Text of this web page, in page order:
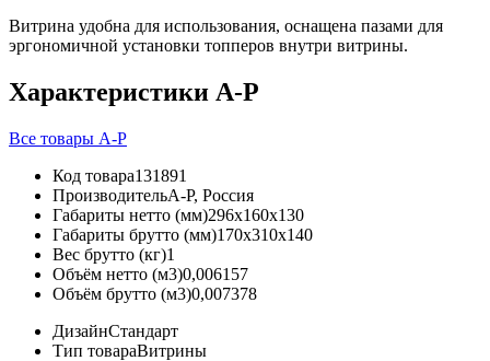
Витрина удобна для использования, оснащена пазами для
эргономичной установки топперов внутри витрины.
Характеристики A-P
Все товары A-P
Код товара131891
ПроизводительA-P, Россия
Габариты нетто (мм)296x160x130
Габариты брутто (мм)170x310x140
Вес брутто (кг)1
Объём нетто (м3)0,006157
Объём брутто (м3)0,007378
ДизайнСтандарт
Тип товараВитрины